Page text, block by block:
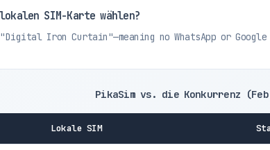
SIM-Karte wählen?
Iron Curtain"—meaning no WhatsApp or
PikaSim vs. die Konkurrenz
Lokale SIM